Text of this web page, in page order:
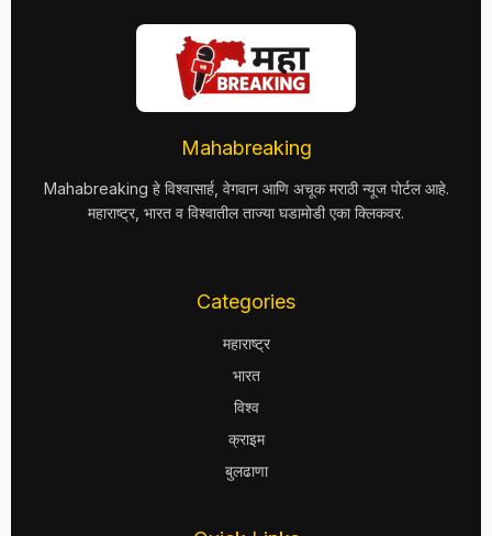
Mahabreaking
Mahabreaking हे विश्वासार्ह, वेगवान आणि अचूक मराठी न्यूज पोर्टल आहे.
महाराष्ट्र, भारत व विश्वातील ताज्या घडामोडी एका क्लिकवर.
Categories
महाराष्ट्र
भारत
विश्व
क्राइम
बुलढाणा